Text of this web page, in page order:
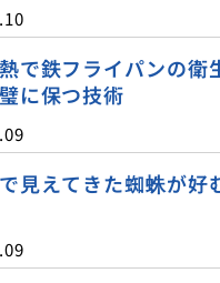
で鉄フライパンの衛
に保つ技術
見えてきた蜘蛛が好